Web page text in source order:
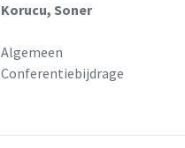
Korucu, Soner
Algemeen
Conferentiebijdrage